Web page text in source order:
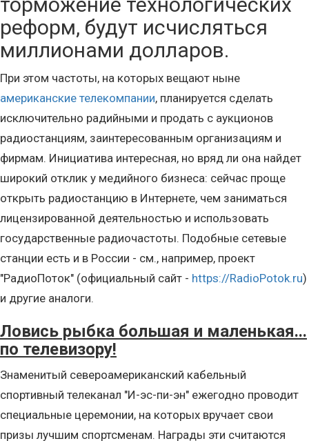
реформ, будут исчисляться
миллионами долларов.
При этом частоты, на которых вещают ныне
американские телекомпании, планируется сделать
исключительно радийными и продать с аукционов
радиостанциям, заинтересованным организациям и
фирмам. Инициатива интересная, но вряд ли она найдет
широкий отклик у медийного бизнеса: сейчас проще
открыть радиостанцию в Интернете, чем заниматься
лицензированной деятельностью и использовать
государственные радиочастоты. Подобные сетевые
станции есть и в России - см., например, проект
"РадиоПоток" (официальный сайт - https://RadioPotok.ru)
и другие аналоги.
Ловись рыбка большая и маленькая...
по телевизору!
Знаменитый североамериканский кабельный
спортивный телеканал "И-эс-пи-эн" ежегодно проводит
специальные церемонии, на которых вручает свои
призы лучшим спортсменам. Награды эти считаются